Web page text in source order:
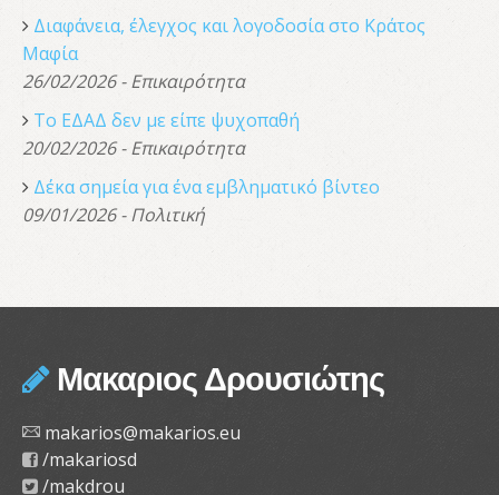
Διαφάνεια, έλεγχος και λογοδοσία στο Κράτος
Μαφία
26/02/2026 - Επικαιρότητα
Το ΕΔΑΔ δεν με είπε ψυχοπαθή
20/02/2026 - Επικαιρότητα
Δέκα σημεία για ένα εμβληματικό βίντεο
09/01/2026 - Πολιτική
Μακαριος Δρουσιώτης
makarios@makarios.eu
/makariosd
/makdrou